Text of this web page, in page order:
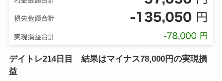
デイトレ214日目 結果はマイナス78,000円の実現損
益